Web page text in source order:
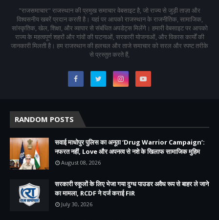
"राजसमाचार" राजस्थान की प्रमुख समाचार वेबसाइट है, जो राज्य से जुड़ी ताज़ा और
विश्वसनीय खबरें प्रदान करती है। यहां पर आपको राजस्थान के राजनीतिक, सामाजिक,
सांस्कृतिक, खेल, शिक्षा, और व्यापार से संबंधित अपडेट्स मिलेंगे। हमारी वेबसाइट पर आपको
राज्य के महत्वपूर्ण शहरों और गांवों की घटनाओं, सरकारी योजनाओं, और विकास कार्यों की
जानकारी मिलती है। हम राजस्थान की हलचल और ताजे समाचार को सरल और स्पष्ट तरीके
से प्रस्तुत करते हैं,
RANDOM POSTS
सवाई माधोपुर पुलिस का अनूठा ‘Drug Warrior Campaign’:
नफरत नहीं, Love और अपनत्व से नशे के खिलाफ सामाजिक मुहिम
August 08, 2026
सरकारी स्कूलों के लिए भेजा गया दुग्ध पाउडर अवैध रूप से बाहर ले जाने
का मामला, RCDF ने दर्ज कराई FIR
July 30, 2026